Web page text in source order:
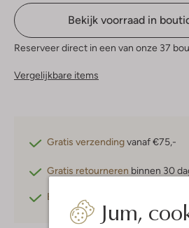
Jum,
Bekijk voorraad in
Reserveer direct in een van onze 37
Vergelijkbare items
Gratis verzendingvanaf €75,-
Gratis retourneren binnen 30
Betaal achteraf